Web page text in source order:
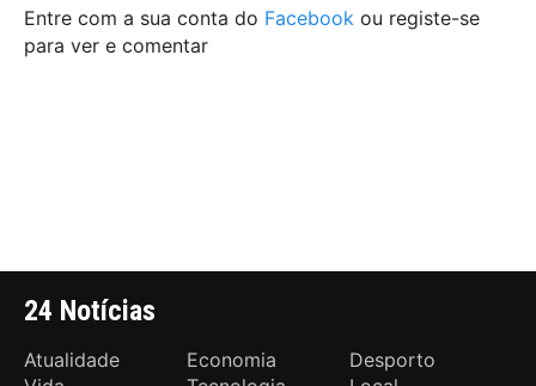
Entre com a sua conta do Facebook ou registe-se
para ver e comentar
24 Notícias
Atualidade Economia
Desporto